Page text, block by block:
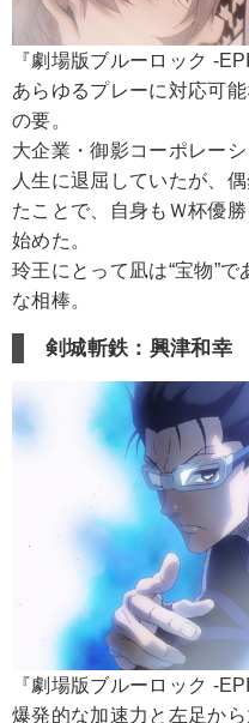
『劇場版ブルーロック -
あらゆるプレーに対応可
の要。
大企業・御影コーポレー
人生に退屈していたが、
たことで、自身もＷ杯優
始めた。
玲王にとって凪は“宝物”
な相棒。
剣城斬鉄：興津和幸
『劇場版ブルーロック -
爆発的な加速力と左足か